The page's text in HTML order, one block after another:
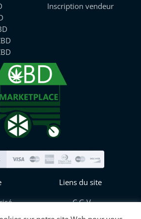
Inscription vendeur
Liens du site
C.G.V
Blog